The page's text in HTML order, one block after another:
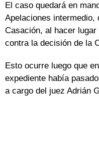
El caso quedará en
Apelaciones
Casación, al hacer
contra la decisión de la
Esto ocurre luego que
expediente había
a cargo del juez Adrián